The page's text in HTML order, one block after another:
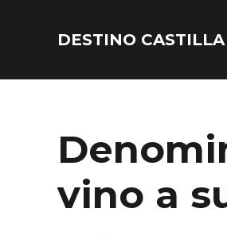
DESTINO
vino a
Nombre de usuario o correo
Contraseña